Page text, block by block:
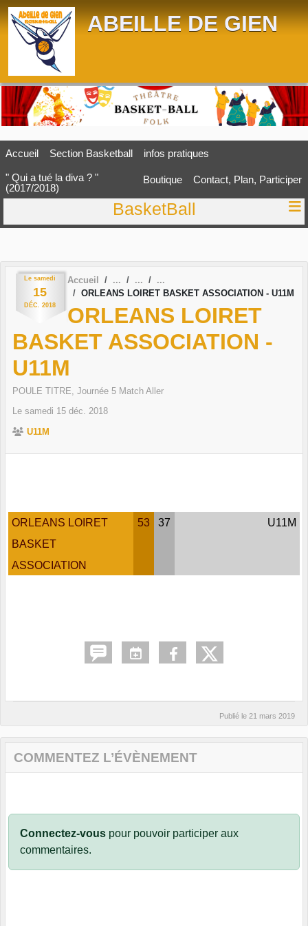
ABEILLE DE GIEN
Accueil Section Basketball infos pratiques
" Qui a tué la diva ? "
(2017/2018)
Boutique Contact, Plan, Participer
BasketBall
Le samedi
15
DÉC. 2018
Accueil
ORLEANS LOIRET BASKET ASSOCIATION - U11M
ORLEANS LOIRET
BASKET ASSOCIATION -
U11M
POULE TITRE, Journée 5 Match Aller
Le samedi 15 déc. 2018
U11M
ORLEANS LOIRET
BASKET
ASSOCIATION
53 37 U11M
Publié le 21 mars 2019
COMMENTEZ L’ÉVÈNEMENT
Connectez-vous pour pouvoir participer aux
commentaires.
Panneau de gestion des cookies